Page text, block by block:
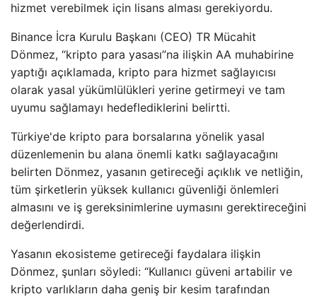
hizmet verebilmek için lisans alması gerekiyordu.
Binance İcra Kurulu Başkanı (CEO) TR Mücahit
Dönmez, “kripto para yasası”na ilişkin AA muhabirine
yaptığı açıklamada, kripto para hizmet sağlayıcısı
olarak yasal yükümlülükleri yerine getirmeyi ve tam
uyumu sağlamayı hedeflediklerini belirtti.
Türkiye'de kripto para borsalarına yönelik yasal
düzenlemenin bu alana önemli katkı sağlayacağını
belirten Dönmez, yasanın getireceği açıklık ve netliğin,
tüm şirketlerin yüksek kullanıcı güvenliği önlemleri
almasını ve iş gereksinimlerine uymasını gerektireceğini
değerlendirdi.
Yasanın ekosisteme getireceği faydalara ilişkin
Dönmez, şunları söyledi: “Kullanıcı güveni artabilir ve
kripto varlıkların daha geniş bir kesim tarafından